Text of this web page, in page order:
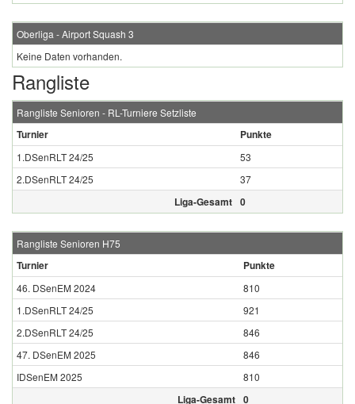
Oberliga - Airport Squash 3
Keine Daten vorhanden.
Rangliste
Rangliste Senioren - RL-Turniere Setzliste
Turnier Punkte
1.DSenRLT 24/25
53
2.DSenRLT 24/25
37
Liga-Gesamt 0
Rangliste Senioren H75
Turnier Punkte
46. DSenEM 2024
810
1.DSenRLT 24/25
921
2.DSenRLT 24/25
846
47. DSenEM 2025
846
IDSenEM 2025
810
Liga-Gesamt 0